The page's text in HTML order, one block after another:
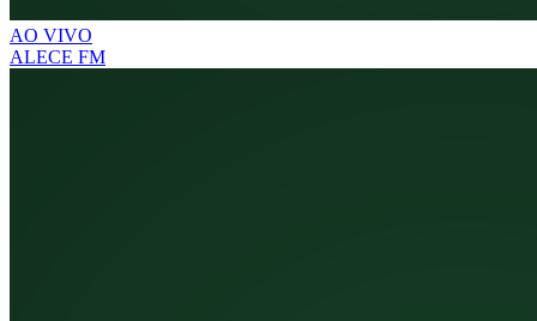
AO VIVO
ALECE FM